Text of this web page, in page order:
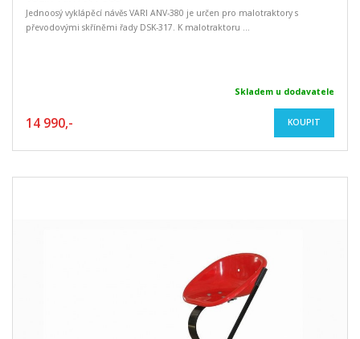
Jednoosý vyklápěcí návěs VARI ANV-380 je určen pro malotraktory s
převodovými skříněmi řady DSK-317. K malotraktoru ...
Skladem u dodavatele
14 990,- KOUPIT